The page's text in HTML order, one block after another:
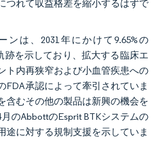
つれて収益格差を縮小するはずで
ンは、2031年にかけて9.65%の
跡を示しており、拡大する臨床エ
ト内再狭窄および小血管疾患への
FDA承認によって牽引されていま
含むその他の製品は新興の機会を
のAbbottのEsprit BTKシステムの
途に対する規制支援を示していま